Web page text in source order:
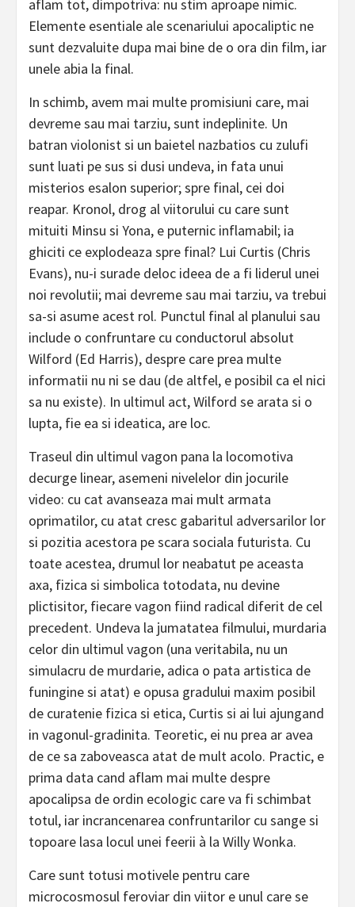
aflam tot, dimpotriva: nu stim aproape nimic.
Elemente esentiale ale scenariului apocaliptic ne
sunt dezvaluite dupa mai bine de o ora din film, iar
unele abia la final.
In schimb, avem mai multe promisiuni care, mai
devreme sau mai tarziu, sunt indeplinite. Un
batran violonist si un baietel nazbatios cu zulufi
sunt luati pe sus si dusi undeva, in fata unui
misterios esalon superior; spre final, cei doi
reapar. Kronol, drog al viitorului cu care sunt
mituiti Minsu si Yona, e puternic inflamabil; ia
ghiciti ce explodeaza spre final? Lui Curtis (Chris
Evans), nu-i surade deloc ideea de a fi liderul unei
noi revolutii; mai devreme sau mai tarziu, va trebui
sa-si asume acest rol. Punctul final al planului sau
include o confruntare cu conductorul absolut
Wilford (Ed Harris), despre care prea multe
informatii nu ni se dau (de altfel, e posibil ca el nici
sa nu existe). In ultimul act, Wilford se arata si o
lupta, fie ea si ideatica, are loc.
Traseul din ultimul vagon pana la locomotiva
decurge linear, asemeni nivelelor din jocurile
video: cu cat avanseaza mai mult armata
oprimatilor, cu atat cresc gabaritul adversarilor lor
si pozitia acestora pe scara sociala futurista. Cu
toate acestea, drumul lor neabatut pe aceasta
axa, fizica si simbolica totodata, nu devine
plictisitor, fiecare vagon fiind radical diferit de cel
precedent. Undeva la jumatatea filmului, murdaria
celor din ultimul vagon (una veritabila, nu un
simulacru de murdarie, adica o pata artistica de
funingine si atat) e opusa gradului maxim posibil
de curatenie fizica si etica, Curtis si ai lui ajungand
in vagonul-gradinita. Teoretic, ei nu prea ar avea
de ce sa zaboveasca atat de mult acolo. Practic, e
prima data cand aflam mai multe despre
apocalipsa de ordin ecologic care va fi schimbat
totul, iar incrancenarea confruntarilor cu sange si
topoare lasa locul unei feerii à la Willy Wonka.
Care sunt totusi motivele pentru care
microcosmosul feroviar din viitor e unul care se